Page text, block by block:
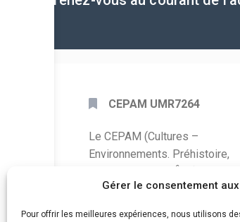
Gérer le consentement
Pour offrir les meilleures expériences, nous utilisons
CEPAM UMR7264
Le CEPAM (Cultures –
Environnements. Préhistoire,
mixte de recherche CNRS –